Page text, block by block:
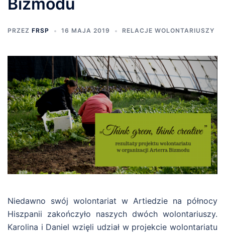
PRZEZ FRSP 16 MAJA 2019 RELACJE WOLONTARIUSZY
Niedawno swój wolontariat w Artiedzie na północy
Hiszpanii zakończyło naszych dwóch wolontariuszy.
Karolina i Daniel wzięli udział w projekcie wolontariatu